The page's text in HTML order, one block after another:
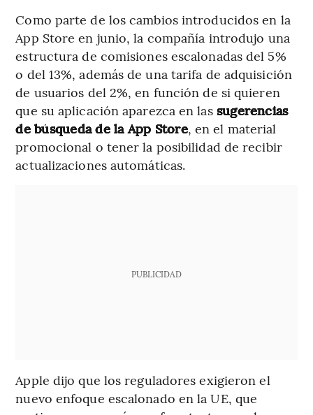
Como parte de los cambios introducidos en la
App Store en junio, la compañía introdujo una
estructura de comisiones escalonadas del 5%
o del 13%, además de una tarifa de adquisición
de usuarios del 2%, en función de si quieren
que su aplicación aparezca en las sugerencias
de búsqueda de la App Store, en el material
promocional o tener la posibilidad de recibir
actualizaciones automáticas.
PUBLICIDAD
Apple dijo que los reguladores exigieron el
nuevo enfoque escalonado en la UE, que